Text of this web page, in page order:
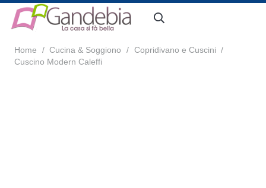
Home / Cucina & Soggiono / Copridivano e Cuscini /
Cuscino Modern Caleffi